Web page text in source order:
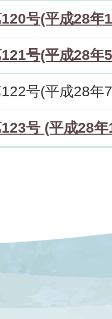
号(平成28年
号(平成28年
号(平成28年
号 (平成28